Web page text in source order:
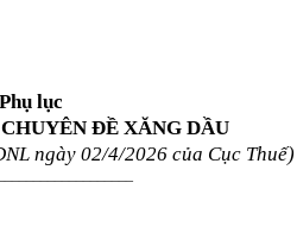
Phụ lục
ĐỀ XĂNG DẦU
ngày 02/4/2026 của Cục Thuế)